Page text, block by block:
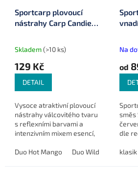
Sportcarp plovoucí
nástrahy Carp Candies
Skladem(>10 ks)
129 Kč
DETAIL
Vysoce atraktivní plovoucí
nástrahy válcovitého tvaru
s reflexními barvami a
intenzivním mixem esencí,
vycházky, závody a chladné
Duo Hot Mango Duo Wild Strawberry
Na
od
směs
dle
klasik